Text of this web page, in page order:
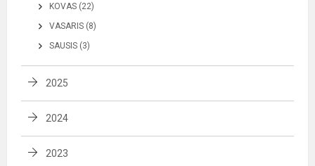
KOVAS (22)
VASARIS (8)
SAUSIS (3)
2025
2024
2023